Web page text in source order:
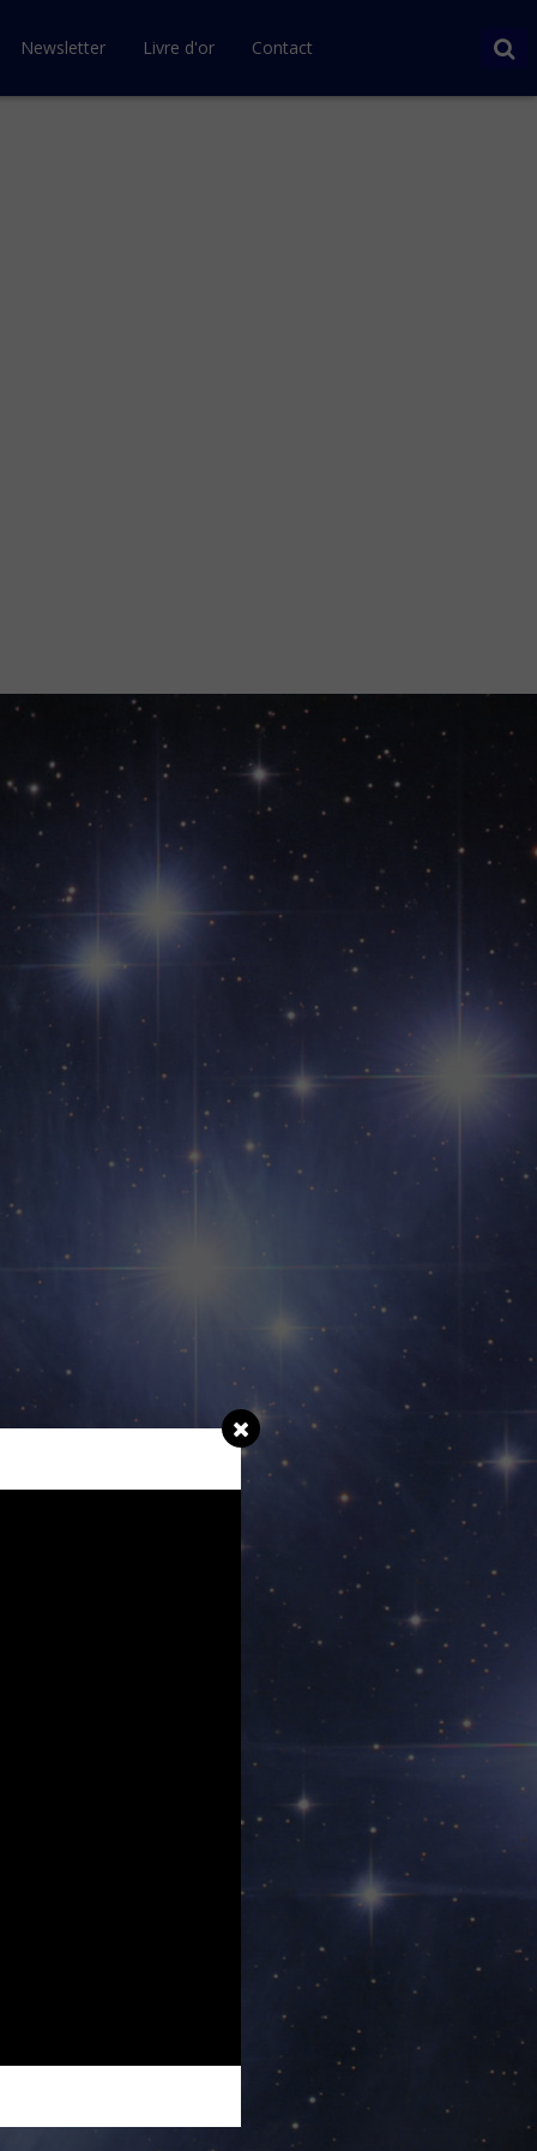
Newsletter Livre d'or Contact